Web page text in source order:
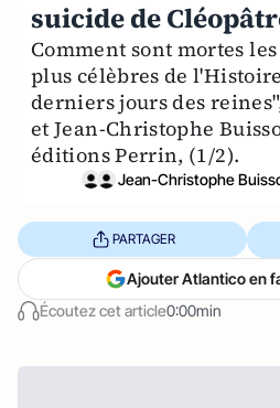
suicide de
Comment sont mortes
plus célèbres de
derniers jours des
et Jean-Christophe
éditions Perrin, (1/2).
Jean-Christophe
Écoutez cet article0:00min
PARTAGER
Ajouter Atlantico en